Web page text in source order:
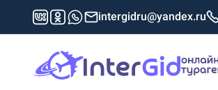
intergidru@yandex.ru